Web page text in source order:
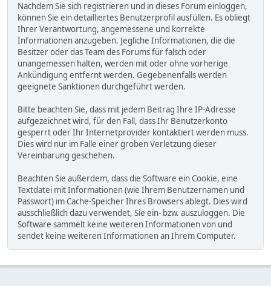
Nachdem Sie sich registrieren und in dieses Forum einloggen,
können Sie ein detailliertes Benutzerprofil ausfüllen. Es obliegt
Ihrer Verantwortung, angemessene und korrekte
Informationen anzugeben. Jegliche Informationen, die die
Besitzer oder das Team des Forums für falsch oder
unangemessen halten, werden mit oder ohne vorherige
Ankündigung entfernt werden. Gegebenenfalls werden
geeignete Sanktionen durchgeführt werden.
Bitte beachten Sie, dass mit jedem Beitrag Ihre IP-Adresse
aufgezeichnet wird, für den Fall, dass Ihr Benutzerkonto
gesperrt oder Ihr Internetprovider kontaktiert werden muss.
Dies wird nur im Falle einer groben Verletzung dieser
Vereinbarung geschehen.
Beachten Sie außerdem, dass die Software ein Cookie, eine
Textdatei mit Informationen (wie Ihrem Benutzernamen und
Passwort) im Cache-Speicher Ihres Browsers ablegt. Dies wird
ausschließlich dazu verwendet, Sie ein- bzw. auszuloggen. Die
Software sammelt keine weiteren Informationen von und
sendet keine weiteren Informationen an Ihrem Computer.